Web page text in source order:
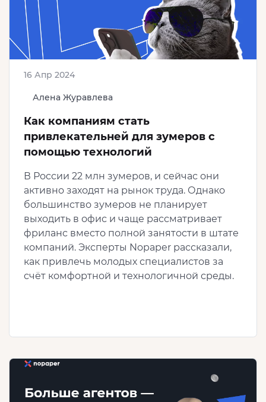
Алена Журавлева
16 Апр 2024
Как компаниям стать
привлекательней для зумеров с
помощью технологий
В России 22 млн зумеров, и сейчас они
активно заходят на рынок труда. Однако
большинство зумеров не планирует
выходить в офис и чаще рассматривает
фриланс вместо полной занятости в штате
компаний. Эксперты Nopaper рассказали,
как привлечь молодых специалистов за
счёт комфортной и технологичной среды.